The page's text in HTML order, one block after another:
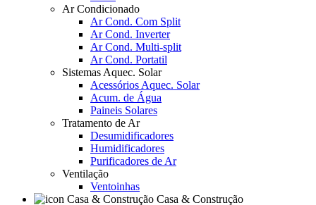
Ar Condicionado
Ar Cond. Com Split
Ar Cond. Inverter
Ar Cond. Multi-split
Ar Cond. Portatil
Sistemas Aquec. Solar
Acessórios Aquec. Solar
Acum. de Água
Paineis Solares
Tratamento de Ar
Desumidificadores
Humidificadores
Purificadores de Ar
Ventilação
Ventoinhas
Casa & Construção